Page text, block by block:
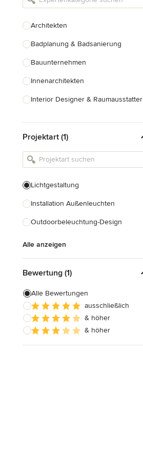
Architekten
Badplanung & Badsanierung
Bauunternehmen
Innenarchitekten
Interior Designer & Raumausstatter
Landschaftsarchitekten
Armaturen & Sanitärbedarf
Einbauschränke
Projektart (1)
Lichtgestaltung
Installation Außenleuchten
Outdoorbeleuchtung-Design
Alle anzeigen
Bewertung (1)
Alle Bewertungen
ausschließlich
& höher
& höher